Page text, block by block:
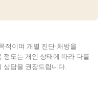
적이며 개별 진단·처방을
정도는 개인 상태에 따라 다를
상담을 권장드립니다.